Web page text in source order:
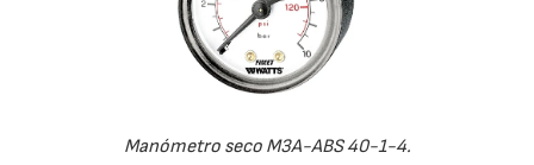
Manómetro seco M3A-ABS 40-1-4.